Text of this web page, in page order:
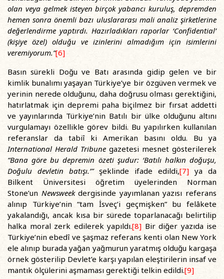
olan veya gelmek isteyen birçok yabancı kuruluş, depremden
hemen sonra önemli bazı uluslararası mali analiz şirketlerine
değerlendirme yaptırdı. Hazırladıkları raporlar ‘Confidential’
(kişiye özel) olduğu ve izinlerini almadığım için isimlerini
veremiyorum.”[6]
Basın sürekli Doğu ve Batı arasında gidip gelen ve bir
kimlik bunalımı yaşayan Türkiye’ye bir özgüven vermek ve
yerinin nerede olduğunu, daha doğrusu olması gerektiğini,
hatırlatmak için depremi paha biçilmez bir fırsat addetti
ve yayınlarında Türkiye’nin Batılı bir ülke olduğunu altını
vurgulamayı özellikle görev bildi. Bu yapılırken kullanılan
referanslar da tabiî ki Amerikan basını oldu. Bu ya
International Herald Tribune gazetesi mesnet gösterilerek
“Bana göre bu depremin özeti şudur: ‘Batılı halkın doğuşu,
Doğulu devletin batışı.’”şeklinde ifade edildi,[7] ya da
Bilkent Üniversitesi öğretim üyelerinden Norman
Stone’un Newsweekdergisinde yayımlanan yazısı referans
alınıp Türkiye’nin “tam İsveç’i geçmişken” bu felâkete
yakalandığı, ancak kısa bir sürede toparlanacağı belirtilip
halka moral zerk edilerek yapıldı.[8] Bir diğer yazıda ise
Türkiye’nin ebedî ve şaşmaz referans kenti olan New York
ele alınıp burada yağan yağmurun yaratmış olduğu kargaşa
örnek gösterilip Devlet’e karşı yapılan eleştirilerin insaf ve
mantık ölçülerini aşmaması gerektiği telkin edildi.[9]